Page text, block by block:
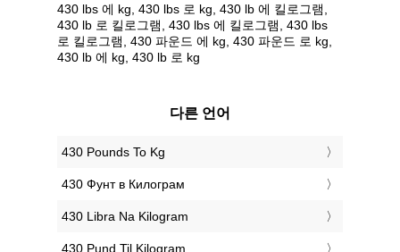
430 lbs 에 kg, 430 lbs 로 kg, 430 lb 에 킬로그램,
430 lb 로 킬로그램, 430 lbs 에 킬로그램, 430 lbs
로 킬로그램, 430 파운드 에 kg, 430 파운드 로 kg,
430 lb 에 kg, 430 lb 로 kg
다른 언어
‎430 Pounds To Kg
‎430 Фунт в Килограм
‎430 Libra Na Kilogram
‎430 Pund Til Kilogram